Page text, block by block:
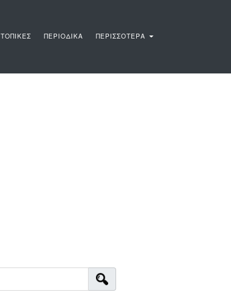
ΤΟΠΙΚΕΣ ΠΕΡΙΟΔΙΚΑ ΠΕΡΙΣΣΟΤΕΡΑ